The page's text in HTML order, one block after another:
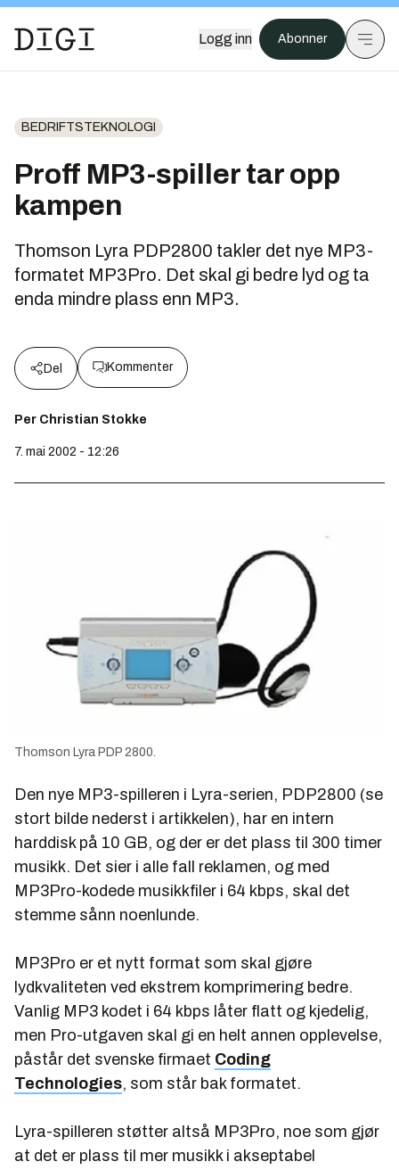
Logg inn Abonner
BEDRIFTSTEKNOLOGI
Proff MP3-spiller tar opp
kampen
Thomson Lyra PDP2800 takler det nye MP3-
formatet MP3Pro. Det skal gi bedre lyd og ta
enda mindre plass enn MP3.
Del Kommenter
Per Christian Stokke
7. mai 2002 - 12:26
Thomson Lyra PDP 2800.
Den nye MP3-spilleren i Lyra-serien, PDP2800 (se
stort bilde nederst i artikkelen), har en intern
harddisk på 10 GB, og der er det plass til 300 timer
musikk. Det sier i alle fall reklamen, og med
MP3Pro-kodede musikkfiler i 64 kbps, skal det
stemme sånn noenlunde.
MP3Pro er et nytt format som skal gjøre
lydkvaliteten ved ekstrem komprimering bedre.
Vanlig MP3 kodet i 64 kbps låter flatt og kjedelig,
men Pro-utgaven skal gi en helt annen opplevelse,
påstår det svenske firmaet Coding
Technologies, som står bak formatet.
Lyra-spilleren støtter altså MP3Pro, noe som gjør
at det er plass til mer musikk i akseptabel